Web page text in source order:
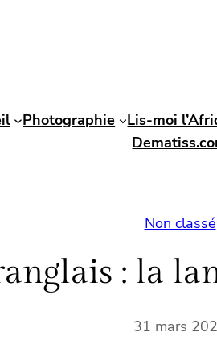
Photographie Lis-moi
Non classé
: la
31 mars